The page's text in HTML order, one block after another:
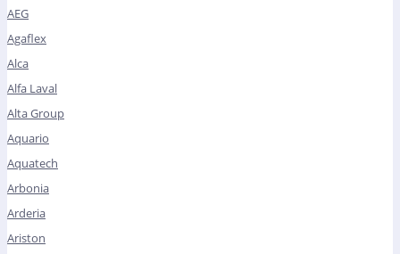
AEG
Agaflex
Alca
Alfa Laval
Alta Group
Aquario
Aquatech
Arbonia
Arderia
Ariston